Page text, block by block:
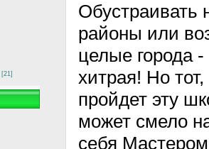
[21]
Обустраивать
районы или
целые города -
хитрая! Но тот,
пройдет эту
может смело
себя Мастером